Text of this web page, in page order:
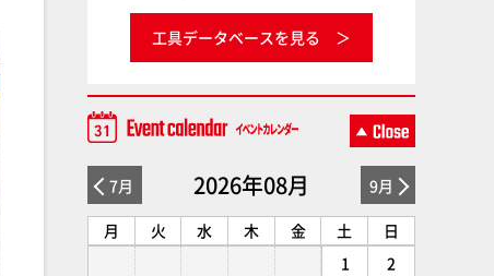
工具データベースを見る
7月 2026年08月 9月
月 火 水 木 金 土
日
1
2